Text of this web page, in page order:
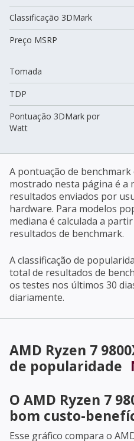
Classificação 3DMark
Preço MSRP
Tomada
TDP
Pontuação 3DMark por
Watt
A pontuação de
mostrado nesta página é a
resultados enviados por
hardware. Para modelos
mediana é calculada a
resultados de benchmark.
A classificação de
total de resultados de
os testes nos últimos 30
diariamente.
AMD Ryzen 7
de popularidade
O AMD Ryzen 7
bom custo-
Esse gráfico compara o